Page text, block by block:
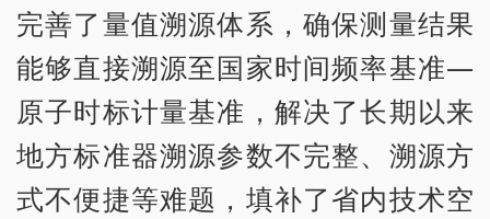
完善了量值溯源体系，确保测量结果
能够直接溯源至国家时间频率基准—
原子时标计量基准，解决了长期以来
地方标准器溯源参数不完整、溯源方
式不便捷等难题，填补了省内技术空